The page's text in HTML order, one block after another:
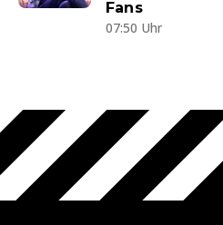
Fans
07:50 Uhr